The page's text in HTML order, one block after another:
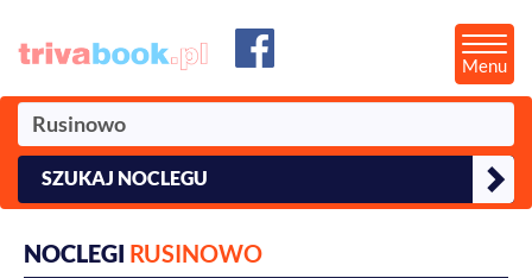
Menu
SZUKAJ NOCLEGU
NOCLEGI RUSINOWO